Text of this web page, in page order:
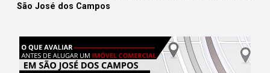
São José dos Campos